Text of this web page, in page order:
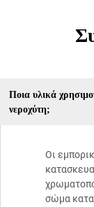
Ποια υλικά
νεροχύτη;
Οι
σώμα